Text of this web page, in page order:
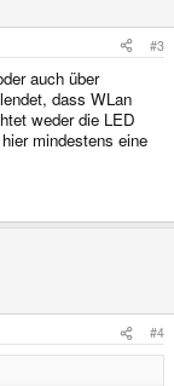
#3
auch über
dass WLan
weder die LED
mindestens eine
#4